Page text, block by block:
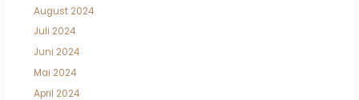
August 2024
Juli 2024
Juni 2024
Mai 2024
April 2024